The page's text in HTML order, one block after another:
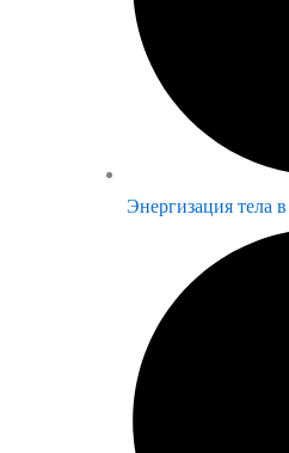
Энергизация тела